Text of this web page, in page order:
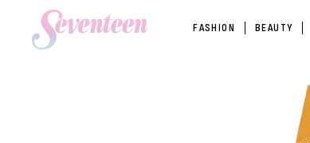
FASHION BEAUTY